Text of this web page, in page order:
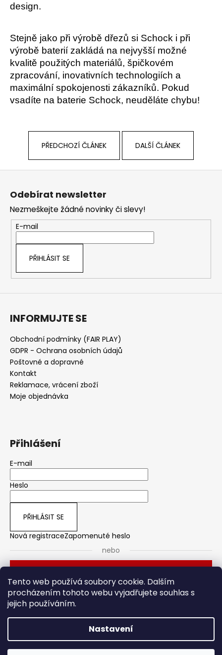
Tento web používá soubory cookie. Dalším
procházením tohoto webu vyjadřujete souhlas s
jejich používáním.
Nastavení
design.
Stejně jako při výrobě dřezů si Schock i při
výrobě baterií zakládá na nejvyšší možné
kvalitě použitých materiálů, špičkovém
zpracování, inovativních technologiích a
maximální spokojenosti zákazníků. Pokud
vsadíte na baterie Schock, neuděláte chybu!
PŘEDCHOZÍ ČLÁNEK DALŠÍ ČLÁNEK
Z
Odebírat newsletter
Nezmeškejte žádné novinky či slevy!
E-mail
PŘIHLÁSIT SE
INFORMUJTE SE
Obchodní podmínky (FAIR PLAY)
GDPR - Ochrana osobních údajů
Poštovné a dopravné
Kontakt
Reklamace, vrácení zboží
Moje objednávka
Přihlášení
E-mail
Heslo
PŘIHLÁSIT SE
Nová registraceZapomenuté heslo
nebo